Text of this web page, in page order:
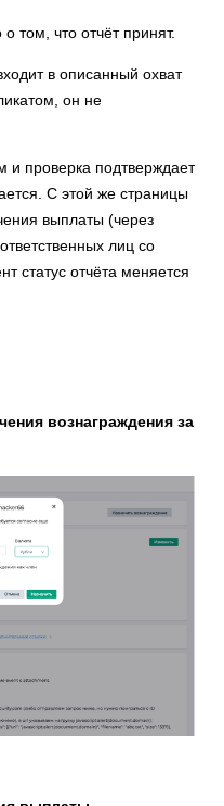
том, что отчёт принят.
в описанный охват
он не
и проверка подтверждает
С этой же страницы
выплаты (через
лиц со
статус отчёта меняется
вознаграждения за